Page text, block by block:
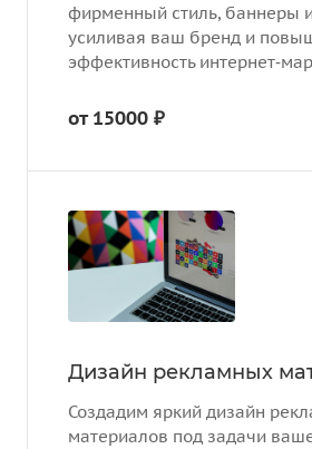
фирменный стиль, баннеры
усиливая ваш бренд и
эффективность
от 15000 ₽
Дизайн рекламных
Создадим яркий дизайн
материалов под задачи